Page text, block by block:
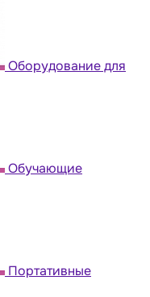
Оборудование для
Обучающие
Портативные